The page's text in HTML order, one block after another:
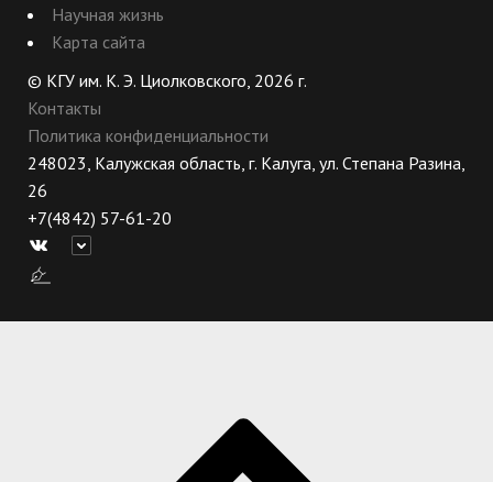
Научная жизнь
Карта сайта
© КГУ им. К. Э. Циолковского, 2026 г.
Контакты
Политика конфиденциальности
248023, Калужская область, г. Калуга, ул. Степана Разина,
26
+7(4842) 57-61-20